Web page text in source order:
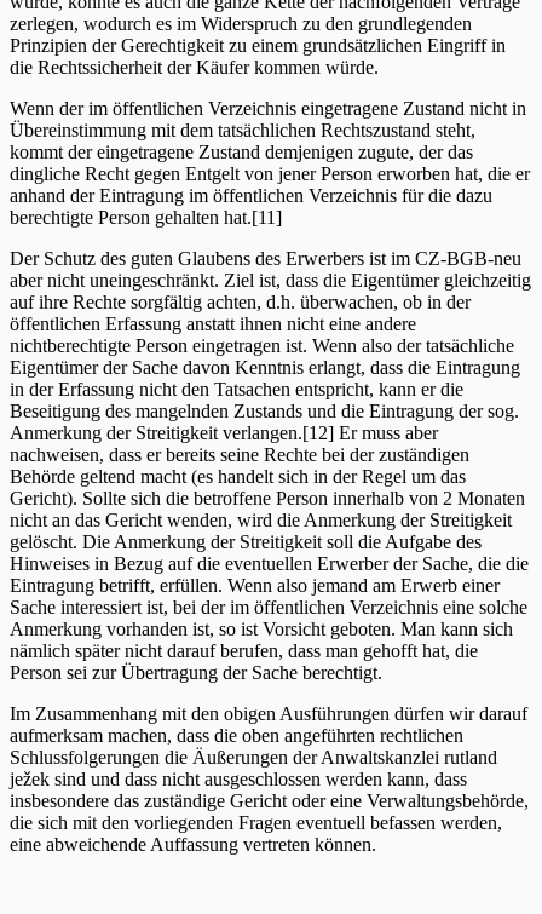
zerlegen, wodurch es im Widerspruch zu den grundlegenden
Prinzipien der Gerechtigkeit zu einem grundsätzlichen Eingriff in
die Rechtssicherheit der Käufer kommen würde.
Wenn der im öffentlichen Verzeichnis eingetragene Zustand nicht in
Übereinstimmung mit dem tatsächlichen Rechtszustand steht,
kommt der eingetragene Zustand demjenigen zugute, der das
dingliche Recht gegen Entgelt von jener Person erworben hat, die er
anhand der Eintragung im öffentlichen Verzeichnis für die dazu
berechtigte Person gehalten hat.[11]
Der Schutz des guten Glaubens des Erwerbers ist im CZ-BGB-neu
aber nicht uneingeschränkt. Ziel ist, dass die Eigentümer gleichzeitig
auf ihre Rechte sorgfältig achten, d.h. überwachen, ob in der
öffentlichen Erfassung anstatt ihnen nicht eine andere
nichtberechtigte Person eingetragen ist. Wenn also der tatsächliche
Eigentümer der Sache davon Kenntnis erlangt, dass die Eintragung
in der Erfassung nicht den Tatsachen entspricht, kann er die
Beseitigung des mangelnden Zustands und die Eintragung der sog.
Anmerkung der Streitigkeit verlangen.[12] Er muss aber
nachweisen, dass er bereits seine Rechte bei der zuständigen
Behörde geltend macht (es handelt sich in der Regel um das
Gericht). Sollte sich die betroffene Person innerhalb von 2 Monaten
nicht an das Gericht wenden, wird die Anmerkung der Streitigkeit
gelöscht. Die Anmerkung der Streitigkeit soll die Aufgabe des
Hinweises in Bezug auf die eventuellen Erwerber der Sache, die die
Eintragung betrifft, erfüllen. Wenn also jemand am Erwerb einer
Sache interessiert ist, bei der im öffentlichen Verzeichnis eine solche
Anmerkung vorhanden ist, so ist Vorsicht geboten. Man kann sich
nämlich später nicht darauf berufen, dass man gehofft hat, die
Person sei zur Übertragung der Sache berechtigt.
Im Zusammenhang mit den obigen Ausführungen dürfen wir darauf
aufmerksam machen, dass die oben angeführten rechtlichen
Schlussfolgerungen die Äußerungen der Anwaltskanzlei rutland
ježek sind und dass nicht ausgeschlossen werden kann, dass
insbesondere das zuständige Gericht oder eine Verwaltungsbehörde,
die sich mit den vorliegenden Fragen eventuell befassen werden,
eine abweichende Auffassung vertreten können.